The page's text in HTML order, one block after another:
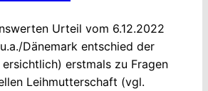
Urteil vom 6.12.2022
Dänemark entschied der
ersichtlich) erstmals zu Fragen
Leihmutterschaft (vgl.